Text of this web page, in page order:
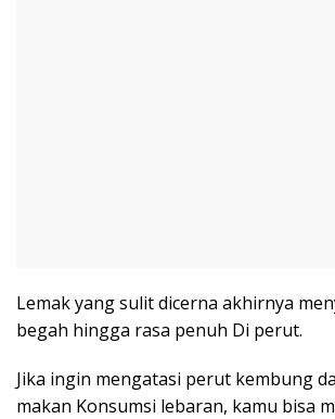
Lemak yang sulit dicerna akhirnya
begah hingga rasa penuh Di perut.
Jika ingin mengatasi perut kembung
makan Konsumsi lebaran, kamu bisa